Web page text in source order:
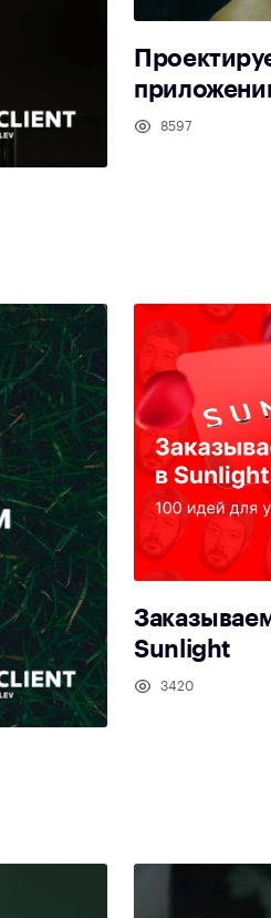
8597
Sunlight
3420